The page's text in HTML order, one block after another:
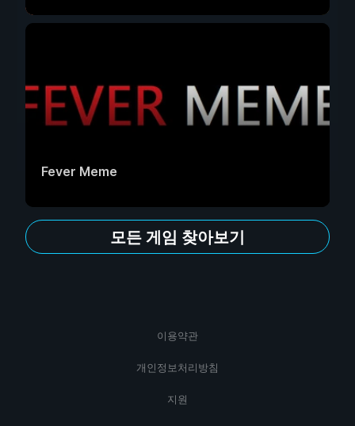
Fever Meme
모든 게임 찾아보기
이용약관
개인정보처리방침
지원